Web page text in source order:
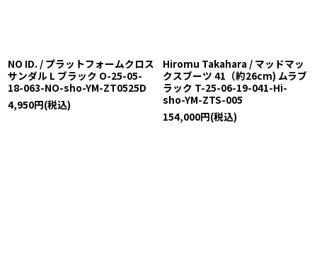
NO ID. / プラットフォームクロス
サンダル L ブラック O-25-05-
18-063-NO-sho-YM-ZT0525D
4,950円(税込)
Hiromu Takahara / マッドマッ
クスブーツ 41（約26cm) ムラブ
ラック T-25-06-19-041-Hi-
sho-YM-ZTS-005
154,000円(税込)